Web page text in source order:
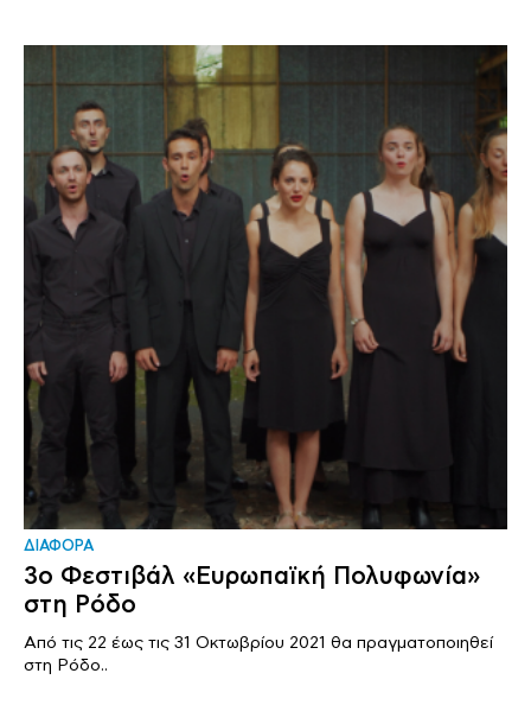
ΔΙΑΦΟΡΑ
3o Φεστιβάλ «Ευρωπαϊκή Πολυφωνία»
στη Ρόδο
Από τις 22 έως τις 31 Οκτωβρίου 2021 θα πραγματοποιηθεί
στη Ρόδο..